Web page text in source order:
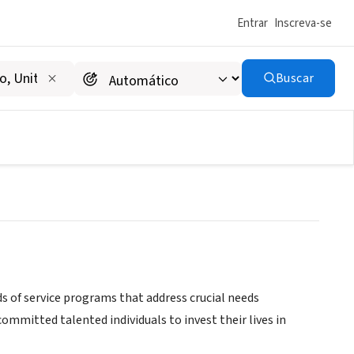
Entrar Inscreva-se
Buscar
of service programs that address crucial needs
talented individuals to invest their lives in